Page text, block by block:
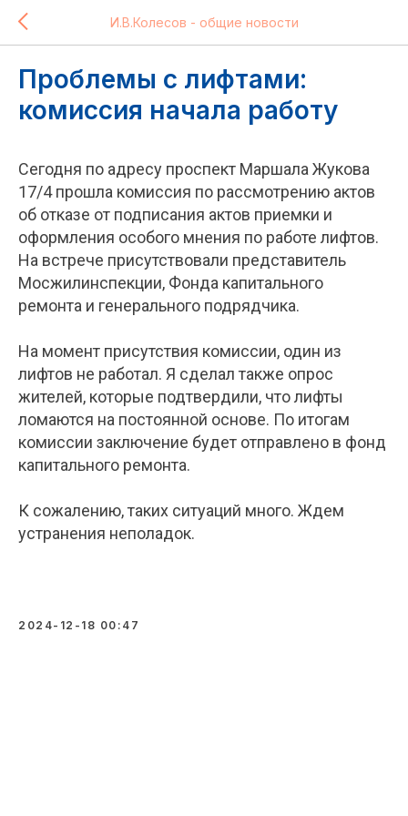
И.В.Колесов - общие новости
Проблемы с лифтами:
комиссия начала работу
Сегодня по адресу проспект Маршала Жукова
17/4 прошла комиссия по рассмотрению актов
об отказе от подписания актов приемки и
оформления особого мнения по работе лифтов.
На встрече присутствовали представитель
Мосжилинспекции, Фонда капитального
ремонта и генерального подрядчика.
На момент присутствия комиссии, один из
лифтов не работал. Я сделал также опрос
жителей, которые подтвердили, что лифты
ломаются на постоянной основе. По итогам
комиссии заключение будет отправлено в фонд
капитального ремонта.
К сожалению, таких ситуаций много. Ждем
устранения неполадок.
2024-12-18 00:47